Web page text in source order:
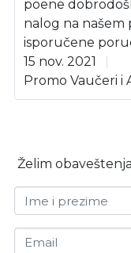
poene
nalog na
isporučene
15 nov. 2021
Promo Vaučeri i
Želim
Ime i prezime
Email